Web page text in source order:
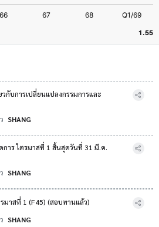
1.55
กับการเปลี่ยนแปลงกรรมการและ
SHANG
าร ไตรมาสที่ 1 สิ้นสุดวันที่ 31 มี.ค.
SHANG
มาสที่ 1 (F45) (สอบทานแล้ว)
SHANG